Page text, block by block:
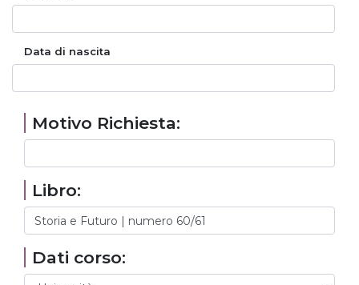
Data di nascita
Motivo Richiesta:
Libro:
Dati corso: